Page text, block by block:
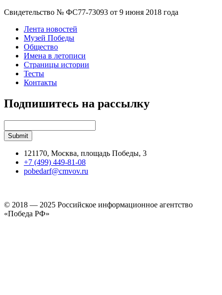
Свидетельство № ФС77-73093 от 9 июня 2018 года
Лента новостей
Музей Победы
Общество
Имена в летописи
Страницы истории
Тесты
Контакты
Подпишитесь на рассылку
121170, Москва, площадь Победы, 3
+7 (499) 449-81-08
pobedarf@cmvov.ru
© 2018 — 2025 Российское информационное агентство
«Победа РФ»